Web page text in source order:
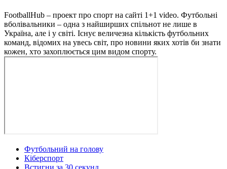
FootballHub – проект про спорт на сайті 1+1 video. Футбольні
вболівальники – одна з найширших спільнот не лише в
Україна, але і у світі. Існує величезна кількість футбольних
команд, відомих на увесь світ, про новини яких хотів би знати
кожен, хто захоплюється цим видом спорту.
Футбольний на голову
Кіберспорт
Встигни за 30 секунд